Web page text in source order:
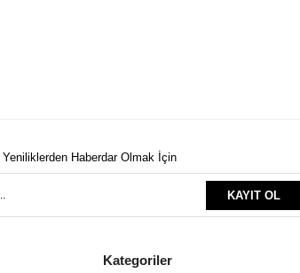
Yeniliklerden Haberdar Olmak İçin
KAYIT OL
Kategoriler